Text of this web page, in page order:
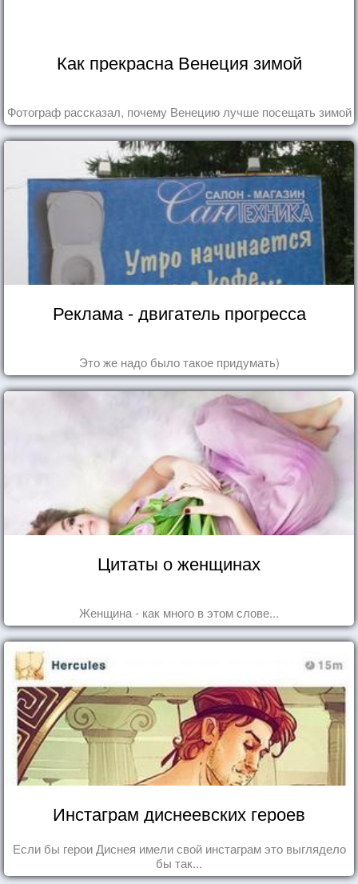
Как прекрасна Венеция зимой
Фотограф рассказал, почему Венецию лучше посещать зимой
Реклама - двигатель прогресса
Это же надо было такое придумать)
Цитаты о женщинах
Женщина - как много в этом слове...
Инстаграм диснеевских героев
Если бы герои Диснея имели свой инстаграм это выглядело
бы так...